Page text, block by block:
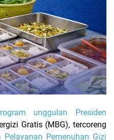
unggulan Presiden
Gratis (MBG), tercoreng
Pelayanan Pemenuhan Gizi